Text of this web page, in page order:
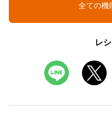
全ての機
レ